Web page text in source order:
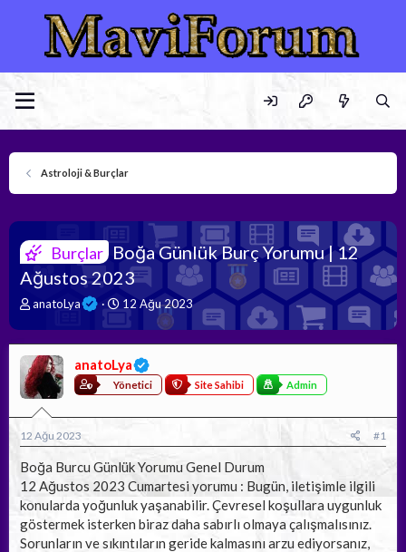
Astroloji & Burçlar
Burçlar Boğa Günlük Burç Yorumu | 12
Ağustos 2023
K
n
u
y
u
b
a
ş
l
a
a
n
anatoLya
B
ş
a
n
g
ı
t
a
r
i
h
i
12 Ağu 2023
anatoLya
Yönetici Site Sahibi Admin
12 Ağu 2023 #1
Boğa Burcu Günlük Yorumu Genel Durum
12 Ağustos 2023 Cumartesi yorumu : Bugün, iletişimle ilgili
konularda yoğunluk yaşanabilir. Çevresel koşullara uygunluk
göstermek isterken biraz daha sabırlı olmaya çalışmalısınız.
Sorunların ve sıkıntıların geride kalmasını arzu ediyorsanız,